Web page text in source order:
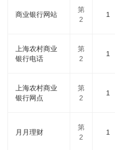
商业银行网站
第
2
1
上海农村商业
银行电话
第
2
1
上海农村商业
银行网点
第
2
1
月月理财
第
2
1